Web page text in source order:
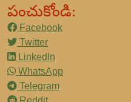
పంచుకోండి:
Facebook
Twitter
LinkedIn
WhatsApp
Telegram